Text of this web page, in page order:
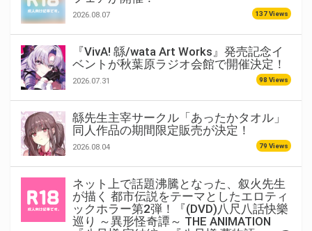
2026.08.07 137 Views
『VivA! 緜/wata Art Works』発売記念イ
ベントが秋葉原ラジオ会館で開催決定！
2026.07.31 98 Views
緜先生主宰サークル「あったかタオル」
同人作品の期間限定販売が決定！
2026.08.04 79 Views
ネット上で話題沸騰となった、叙火先生
が描く 都市伝説をテーマとしたエロティ
ックホラー第2弾！『(DVD)八尺八話快樂
巡り ～異形怪奇譚～ THE ANIMATION